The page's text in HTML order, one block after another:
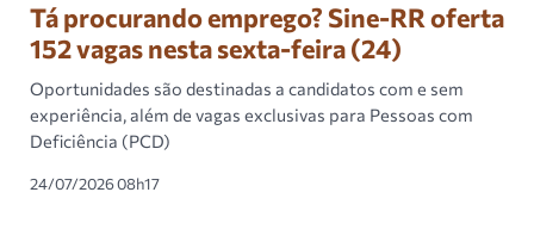
Tá procurando emprego? Sine-RR oferta
152 vagas nesta sexta-feira (24)
Oportunidades são destinadas a candidatos com e sem
experiência, além de vagas exclusivas para Pessoas com
Deficiência (PCD)
24/07/2026 08h17